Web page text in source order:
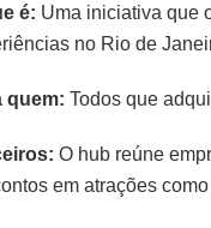
é: Uma iniciativa que
no Rio de
quem: Todos que
O hub reúne
em atrações